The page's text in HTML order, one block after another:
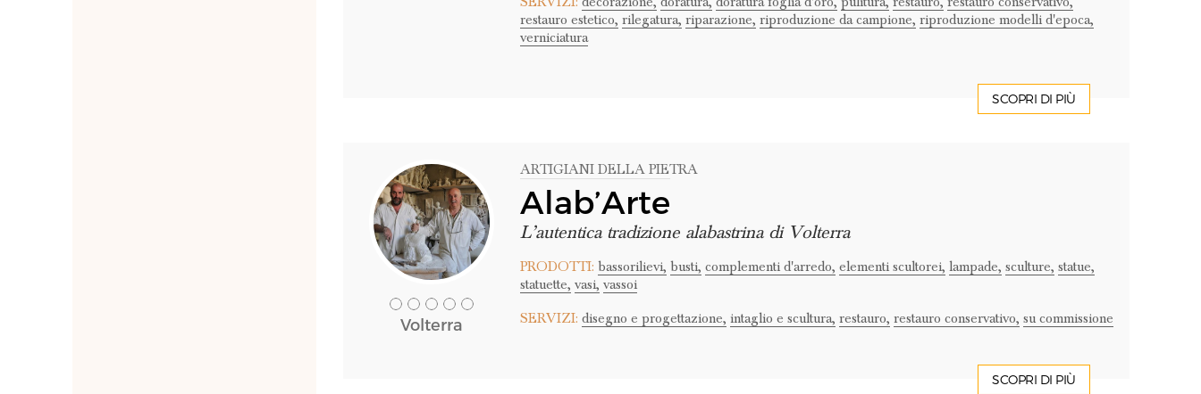
restauro estetico, rilegatura, riparazione, riproduzione da campione, riproduzione modelli d'epoca,
verniciatura
SCOPRI DI PIÙ
Volterra
ARTIGIANI DELLA PIETRA
Alab’Arte
L’autentica tradizione alabastrina di Volterra
PRODOTTI: bassorilievi, busti, complementi d'arredo, elementi scultorei, lampade, sculture, statue,
statuette, vasi, vassoi
SERVIZI: disegno e progettazione, intaglio e scultura, restauro, restauro conservativo, su commissione
SCOPRI DI PIÙ